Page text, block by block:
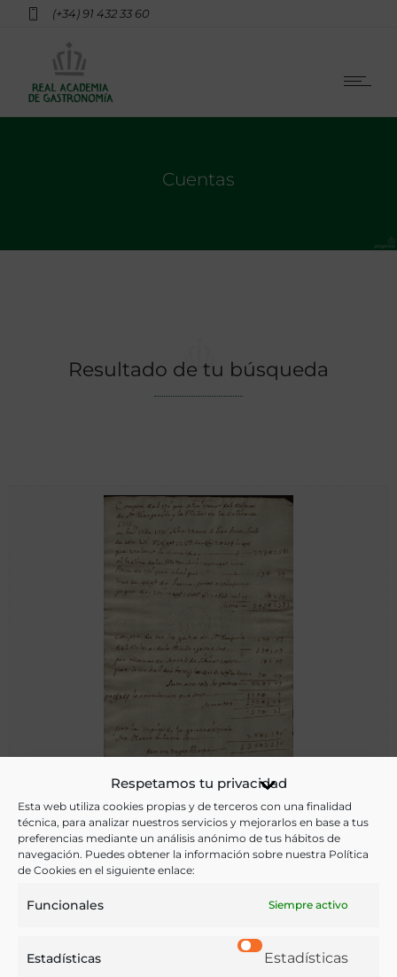
Respetamos tu privacidad
Esta web utiliza cookies propias y de terceros con una finalidad
técnica, para analizar nuestros servicios y mejorarlos en base a tus
preferencias mediante un análisis anónimo de tus hábitos de
navegación. Puedes obtener la información sobre nuestra Política
de Cookies en el siguiente enlace:
Funcionales Siempre activo
Estadísticas Estadísticas
(+34) 91 432 33 60
Cuentas
Resultado de tu búsqueda
Cuentas de ganancias por venta de vino de los diezmos de
gastos de las haciendas (Manuscrito)
Salvador (Familia)
Santa Margarida i els Monjos (Barcelona) - 1776